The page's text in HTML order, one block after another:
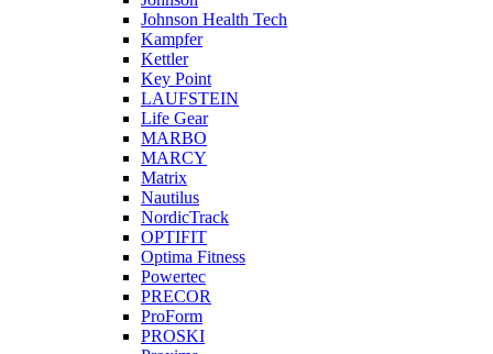
Johnson Health Tech
Kampfer
Kettler
Key Point
LAUFSTEIN
Life Gear
MARBO
MARCY
Matrix
Nautilus
NordicTrack
OPTIFIT
Optima Fitness
Powertec
PRECOR
ProForm
PROSKI